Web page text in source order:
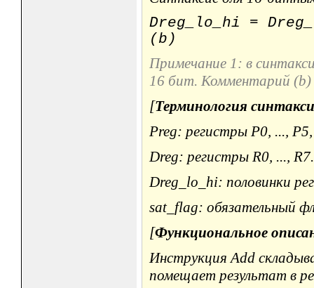
Dreg_lo_hi =
(b)
Примечание 1: в
16 бит. Комментарий (b)
[Терминология
Preg: регистры P0, ..., P5,
Dreg: регистры R0, ..., R7.
Dreg_lo_hi: половинки
sat_flag: обязательный
[Функциональное
Инструкция Add
помещает результат в